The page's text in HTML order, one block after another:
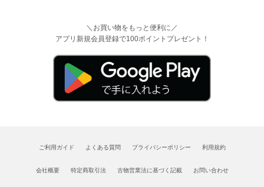
＼お買い物をもっと便利に／
アプリ新規会員登録で100ポイントプレゼント！
ご利用ガイド よくある質問 プライバシーポリシー 利用規約
会社概要 特定商取引法 古物営業法に基づく記載 お問い合わせ